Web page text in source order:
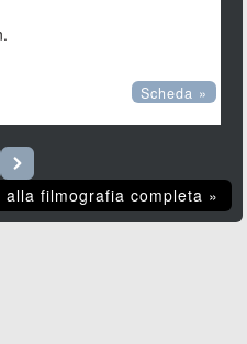
Scheda »
alla filmografia completa »